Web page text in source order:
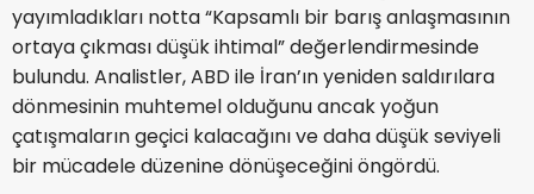
yayımladıkları notta “Kapsamlı bir barış anlaşmasının
ortaya çıkması düşük ihtimal” değerlendirmesinde
bulundu. Analistler, ABD ile İran’ın yeniden saldırılara
dönmesinin muhtemel olduğunu ancak yoğun
çatışmaların geçici kalacağını ve daha düşük seviyeli
bir mücadele düzenine dönüşeceğini öngördü.